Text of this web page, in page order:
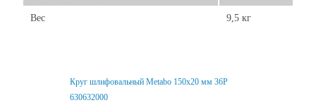
Вес 9,5 кг
Круг шлифовальный Metabo 150x20 мм 36P
630632000